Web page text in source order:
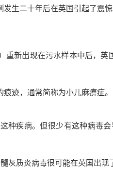
生二十年后在英国引起了震
重新出现在污水样本中后，英
迹，通常简称为小儿麻痹症。
种疾病。但很少有这种病毒
灰质炎病毒很可能在英国出现